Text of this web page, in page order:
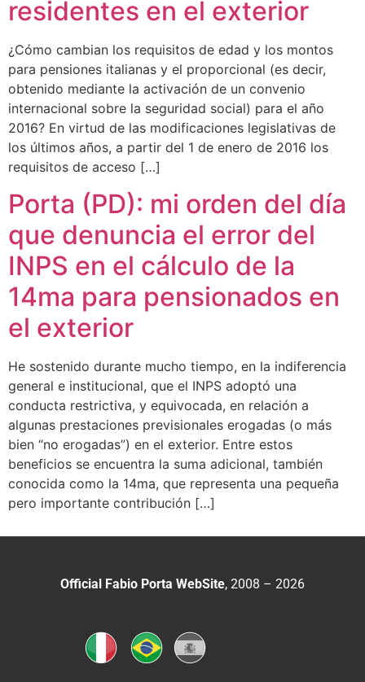
residentes en el exterior
¿Cómo cambian los requisitos de edad y los montos
para pensiones italianas y el proporcional (es decir,
obtenido mediante la activación de un convenio
internacional sobre la seguridad social) para el año
2016? En virtud de las modificaciones legislativas de
los últimos años, a partir del 1 de enero de 2016 los
requisitos de acceso […]
Porta (PD): mi orden del día
que denuncia el error del
INPS en el cálculo de la
14ma para pensionados en
el exterior
He sostenido durante mucho tiempo, en la indiferencia
general e institucional, que el INPS adoptó una
conducta restrictiva, y equivocada, en relación a
algunas prestaciones previsionales erogadas (o más
bien “no erogadas”) en el exterior. Entre estos
beneficios se encuentra la suma adicional, también
conocida como la 14ma, que representa una pequeña
pero importante contribución […]
Official Fabio Porta WebSite, 2008 – 2026